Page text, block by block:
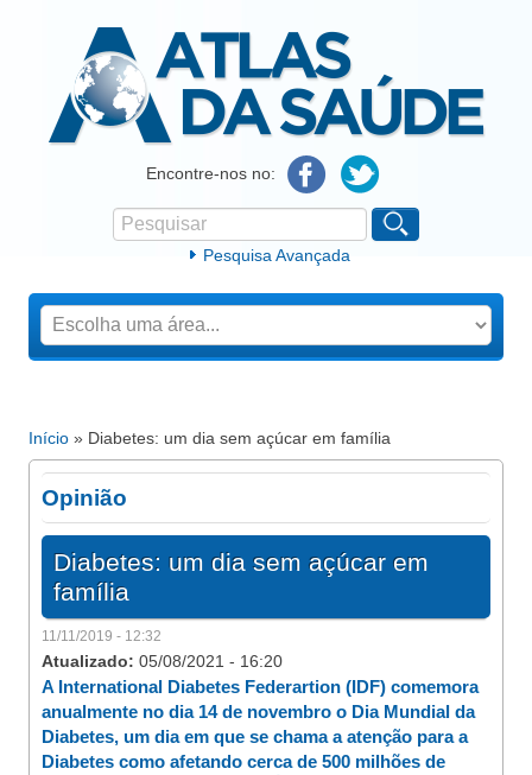
Atlas da SaúdeEncontre-nos no:
Formulário de procura
Pesquisar
Pesquisa Avançada
Está aqui
Início » Diabetes: um dia sem açúcar em família
Opinião
Diabetes: um dia sem açúcar em
família
11/11/2019 - 12:32
Atualizado: 05/08/2021 - 16:20
A International Diabetes Federartion (IDF) comemora
anualmente no dia 14 de novembro o Dia Mundial da
Diabetes, um dia em que se chama a atenção para a
Diabetes como afetando cerca de 500 milhões de